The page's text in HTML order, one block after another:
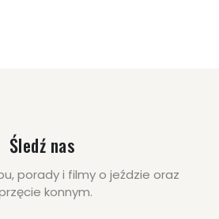
Śledź nas
porady i filmy o jeździe oraz
konnym.